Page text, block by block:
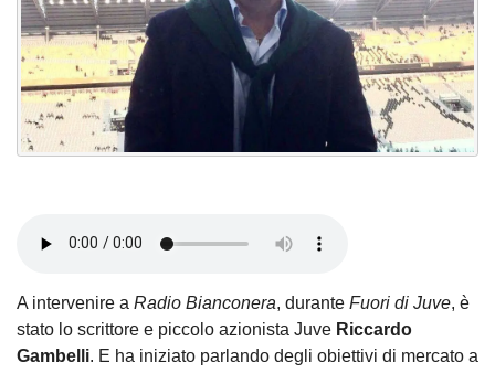
A intervenire a Radio Bianconera, durante Fuori di Juve, è
stato lo scrittore e piccolo azionista Juve Riccardo
Gambelli. E ha iniziato parlando degli obiettivi di mercato a